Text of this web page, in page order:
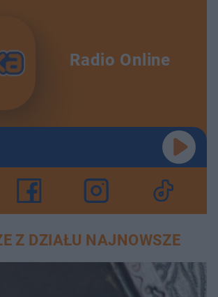
Radio Online
Z DZIAŁU NAJNOWSZE